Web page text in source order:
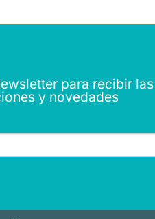
para recibir
y novedades